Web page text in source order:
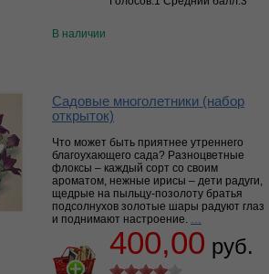
В наличии
Садовые многолетники (набор
открыток)
Что может быть приятнее утреннего
благоухающего сада? Разноцветные
флоксы – каждый сорт со своим
ароматом, нежные ирисы – дети радуги,
щедрые на пыльцу-позолоту братья
подсолнухов золотые шары радуют глаз
и поднимают настроение. …
400,00 руб.